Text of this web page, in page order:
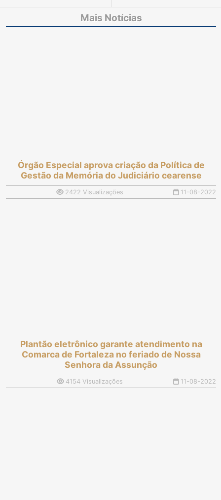
reformado para melhor
atender à população
Gestão da Memória do
Judiciário cearense
Mais Notícias
Órgão Especial aprova criação da Política de
Gestão da Memória do Judiciário cearense
2422 Visualizações 11-08-2022
Plantão eletrônico garante atendimento na
Comarca de Fortaleza no feriado de Nossa
Senhora da Assunção
4154 Visualizações 11-08-2022